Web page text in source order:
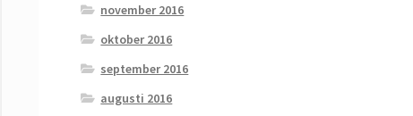
november 2016
oktober 2016
september 2016
augusti 2016